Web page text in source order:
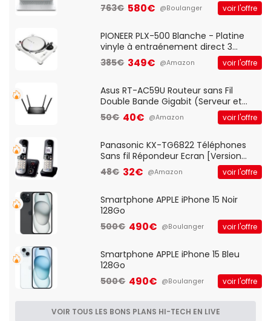
Optique Filaire, Connexion USB Plug
And Play, Confortable, Taille
QWERTY UK - Noir
763€ 580€ @Boulanger voir l'offre
PIONEER PLX-500 Blanche - Platine
vinyle à entraénement direct 3
vitesses (33-45-78 trs/min) avec
pre-ampli intégré et port USB
385€ 349€ @Amazon voir l'offre
Asus RT-AC59U Routeur sans Fil
Double Bande Gigabit (Serveur et
Client VPN, Triple Vlan, Mode Point
d'accès et Bridge, contrôle Parental,
50€ 40€ @Amazon voir l'offre
Panasonic KX-TG6822 Téléphones
Sans fil Répondeur Ecran [Version
Française]
48€ 32€ @Amazon voir l'offre
Smartphone APPLE iPhone 15 Noir
128Go
500€ 490€ @Boulanger voir l'offre
Smartphone APPLE iPhone 15 Bleu
128Go
500€ 490€ @Boulanger voir l'offre
VOIR TOUS LES BONS PLANS HI-TECH EN LIVE